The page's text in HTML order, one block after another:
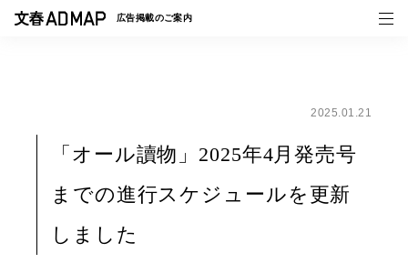
広告掲載のご案内
事例一覧
トピックス
2025.01.21
「オール讀物」2025年4月発売号
までの進行スケジュールを更新
しました